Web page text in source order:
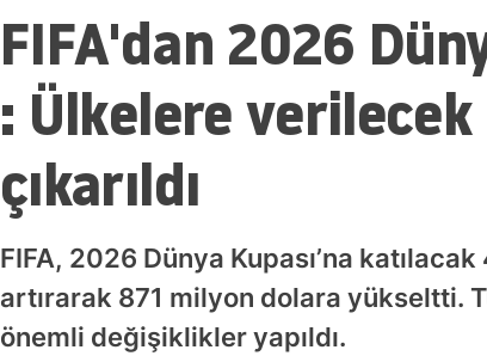
Bilecik
FIFA'dan 2026
: Ülkelere
çıkarıldı
FIFA, 2026 Dünya Kupası’na
artırarak 871 milyon dolara yükseltti.
önemli değişiklikler yapıldı.